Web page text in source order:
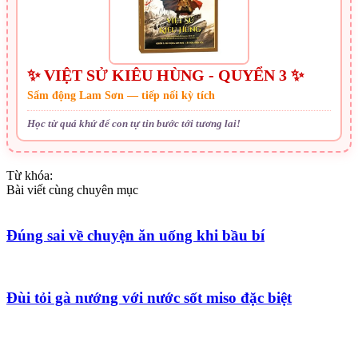
✨ VIỆT SỬ KIÊU HÙNG - QUYỂN 3 ✨
Sấm động Lam Sơn — tiếp nối kỳ tích
Học từ quá khứ để con tự tin bước tới tương lai!
Từ khóa:
Bài viết cùng chuyên mục
Đúng sai về chuyện ăn uống khi bầu bí
Đùi tỏi gà nướng với nước sốt miso đặc biệt